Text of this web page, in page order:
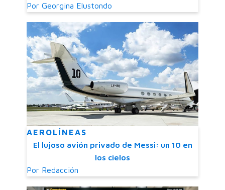
Por Georgina Elustondo
AEROLÍNEAS
El lujoso avión privado de Messi: un 10 en
los cielos
Por Redacción